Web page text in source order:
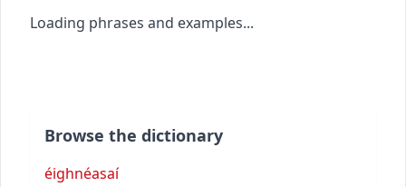
Loading phrases and examples...
Browse the dictionary
éighnéasaí